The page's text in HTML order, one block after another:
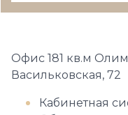
Офис 181 кв.м
Васильковская, 72
Кабинетная